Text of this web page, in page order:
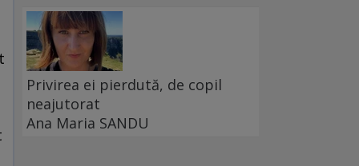
Privirea ei pierdută, de copil
neajutorat
Ana Maria SANDU